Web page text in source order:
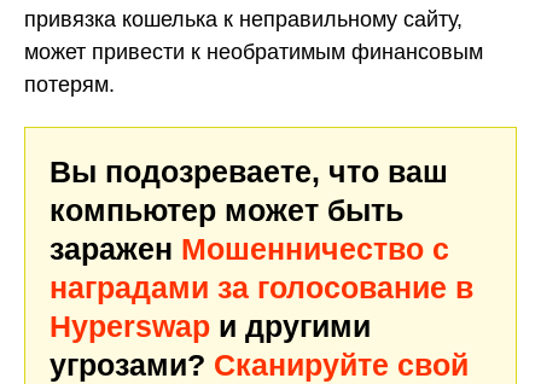
привязка кошелька к неправильному сайту,
может привести к необратимым финансовым
потерям.
Вы подозреваете, что ваш
компьютер может быть
заражен Мошенничество с
наградами за голосование в
Hyperswap и другими
угрозами? Сканируйте свой